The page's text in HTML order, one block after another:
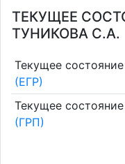
ТЕКУЩЕЕ
ТУНИКОВА С.А.
Текущее состояние
(ЕГР)
Текущее состояние
(ГРП)